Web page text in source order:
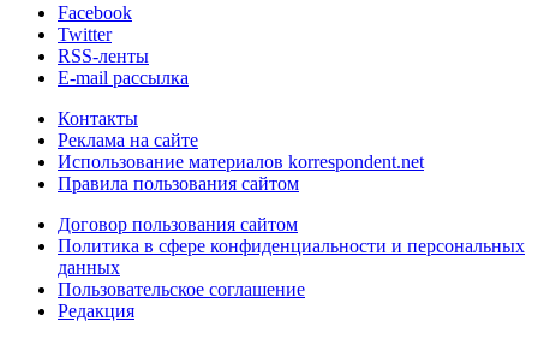
Facebook
Twitter
RSS-ленты
E-mail рассылка
Контакты
Реклама на сайте
Использование материалов korrespondent.net
Правила пользования сайтом
Договор пользования сайтом
Политика в сфере конфиденциальности и персональных
данных
Пользовательское соглашение
Редакция